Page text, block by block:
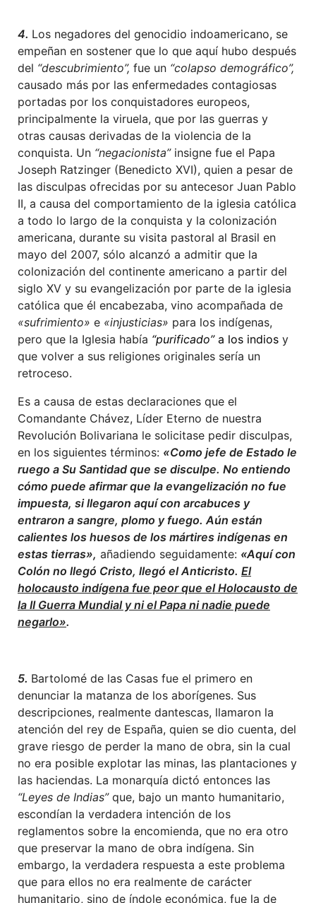
4. Los negadores del genocidio indoamericano, se
empeñan en sostener que lo que aquí hubo después
del “descubrimiento”, fue un “colapso demográfico”,
causado más por las enfermedades contagiosas
portadas por los conquistadores europeos,
principalmente la viruela, que por las guerras y
otras causas derivadas de la violencia de la
conquista. Un “negacionista”insigne fue el Papa
Joseph Ratzinger (Benedicto XVI), quien a pesar de
las disculpas ofrecidas por su antecesor Juan Pablo
II, a causa del comportamiento de la iglesia católica
a todo lo largo de la conquista y la colonización
americana, durante su visita pastoral al Brasil en
mayo del 2007, sólo alcanzó a admitir que la
colonización del continente americano a partir del
siglo XV y su evangelización por parte de la iglesia
católica que él encabezaba, vino acompañada de
«sufrimiento» e «injusticias» para los indígenas,
pero que la Iglesia había “purificado”a los indios y
que volver a sus religiones originales sería un
retroceso.
Es a causa de estas declaraciones que el
Comandante Chávez, Líder Eterno de nuestra
Revolución Bolivariana le solicitase pedir disculpas,
en los siguientes términos: «Como jefe de Estado le
ruego a Su Santidad que se disculpe. No entiendo
cómo puede afirmar que la evangelización no fue
impuesta, si llegaron aquí con arcabuces y
entraron a sangre, plomo y fuego. Aún están
calientes los huesos de los mártires indígenas en
estas tierras», añadiendo seguidamente: «Aquí con
Colón no llegó Cristo, llegó el Anticristo. El
holocausto indígena fue peor que el Holocausto de
la II Guerra Mundial y ni el Papa ni nadie puede
negarlo».
5. Bartolomé de las Casas fue el primero en
denunciar la matanza de los aborígenes. Sus
descripciones, realmente dantescas, llamaron la
atención del rey de España, quien se dio cuenta, del
grave riesgo de perder la mano de obra, sin la cual
no era posible explotar las minas, las plantaciones y
las haciendas. La monarquía dictó entonces las
“Leyes de Indias”que, bajo un manto humanitario,
escondían la verdadera intención de los
reglamentos sobre la encomienda, que no era otro
que preservar la mano de obra indígena. Sin
embargo, la verdadera respuesta a este problema
que para ellos no era realmente de carácter
humanitario, sino de índole económica, fue la de